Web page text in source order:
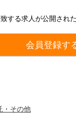
する求人が公開され
会員登録す
・その他